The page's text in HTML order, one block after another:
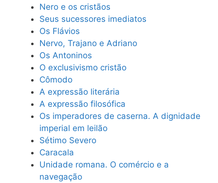
Nero e os cristãos
Seus sucessores imediatos
Os Flávios
Nervo, Trajano e Adriano
Os Antoninos
O exclusivismo cristão
Cômodo
A expressão literária
A expressão filosófica
Os imperadores de caserna. A dignidade
imperial em leilão
Sétimo Severo
Caracala
Unidade romana. O comércio e a
navegação